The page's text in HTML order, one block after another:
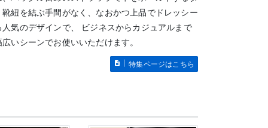
紐を結ぶ手間がなく、なおかつ上品でドレッシー
気のデザインで、 ビジネスからカジュアルまで
いシーンでお使いいただけます。
特集ページはこちら